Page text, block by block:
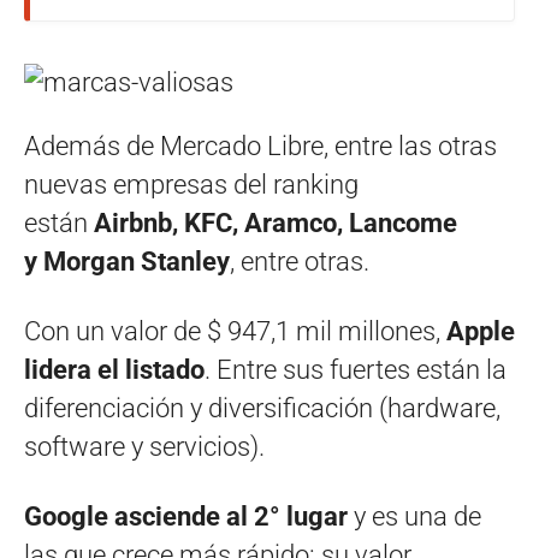
Además de Mercado Libre, entre las otras
nuevas empresas del ranking
están Airbnb, KFC, Aramco, Lancome
y Morgan Stanley, entre otras.
Con un valor de $ 947,1 mil millones, Apple
lidera el listado. Entre sus fuertes están la
diferenciación y diversificación (hardware,
software y servicios).
Google asciende al 2° lugar y es una de